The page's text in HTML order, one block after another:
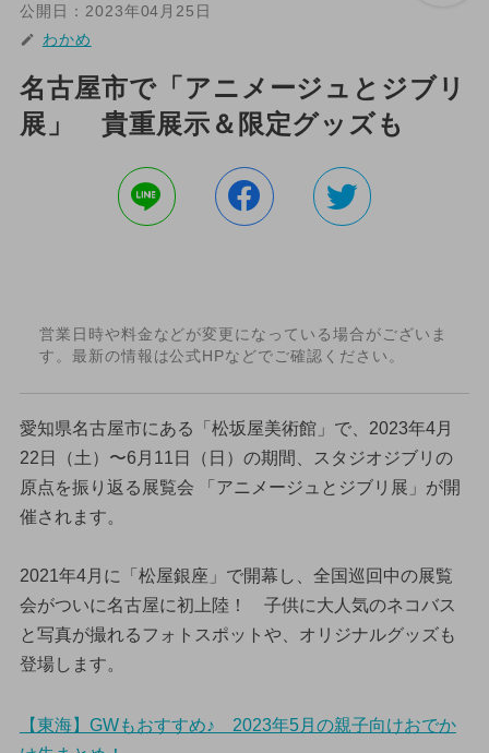
公開日： 2023年04月25日
わかめ
名古屋市で「アニメージュとジブリ
展」 貴重展示＆限定グッズも
営業日時や料金などが変更になっている場合がございま
す。最新の情報は公式HPなどでご確認ください。
愛知県名古屋市にある「松坂屋美術館」で、2023年4月
22日（土）〜6月11日（日）の期間、スタジオジブリの
原点を振り返る展覧会 「アニメージュとジブリ展」が開
催されます。
2021年4月に「松屋銀座」で開幕し、全国巡回中の展覧
会がついに名古屋に初上陸！ 子供に大人気のネコバス
と写真が撮れるフォトスポットや、オリジナルグッズも
登場します。
【東海】GWもおすすめ♪ 2023年5月の親子向けおでか